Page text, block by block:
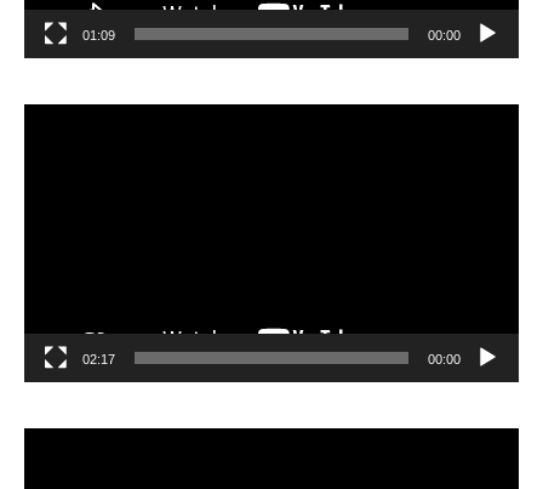
00:00
01:09
00:00
02:17